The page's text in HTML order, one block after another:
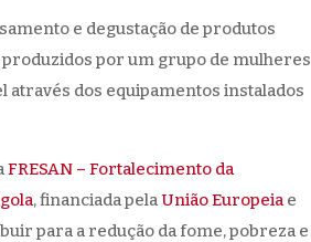
e degustação de produtos
produzidos por um grupo de mulheres
através dos equipamentos instalados
FRESAN – Fortalecimento da
, financiada pelaUnião Europeiae
para a redução da fome, pobreza e